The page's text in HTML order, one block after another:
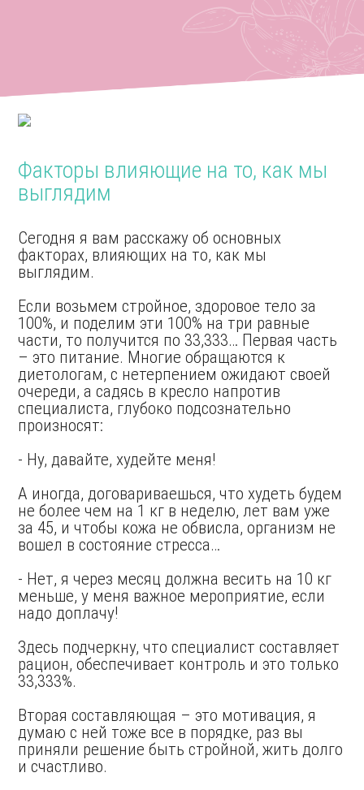
Факторы влияющие на то, как мы
выглядим
Сегодня я вам расскажу об основных
факторах, влияющих на то, как мы
выглядим.
Если возьмем стройное, здоровое тело за
100%, и поделим эти 100% на три равные
части, то получится по 33,333… Первая часть
– это питание. Многие обращаются к
диетологам, с нетерпением ожидают своей
очереди, а садясь в кресло напротив
специалиста, глубоко подсознательно
произносят:
- Ну, давайте, худейте меня!
А иногда, договариваешься, что худеть будем
не более чем на 1 кг в неделю, лет вам уже
за 45, и чтобы кожа не обвисла, организм не
вошел в состояние стресса…
- Нет, я через месяц должна весить на 10 кг
меньше, у меня важное мероприятие, если
надо доплачу!
Здесь подчеркну, что специалист составляет
рацион, обеспечивает контроль и это только
33,333%.
Вторая составляющая – это мотивация, я
думаю с ней тоже все в порядке, раз вы
приняли решение быть стройной, жить долго
и счастливо.